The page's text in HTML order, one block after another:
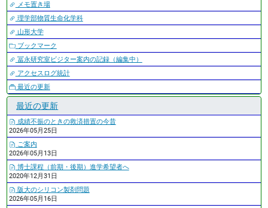
メモ置き場
理学部物質生命化学科
山形大学
ブックマーク
冨永研究室ビジター案内の記録（編集中）
アクセスログ統計
最近の更新
最近の更新
成績不振のときの救済措置の今昔
2026年05月25日
ご案内
2026年05月13日
博士課程（前期・後期）進学希望者へ
2020年12月31日
阪大のシリコン製剤問題
2026年05月16日